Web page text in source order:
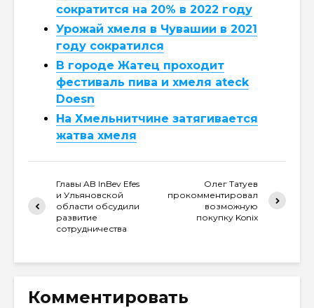
сократится на 20% в 2022 году
Урожай хмеля в Чувашии в 2021
году сократился
В городе Жатец проходит
фестиваль пива и хмеля ateck
Doesn
На Хмельнитчине затягивается
жатва хмеля
Главы AB InBev Efes
и Ульяновской
области обсудили
развитие
сотрудничества
Олег Татуев
прокомментировал
возможную
покупку Konix
Комментировать